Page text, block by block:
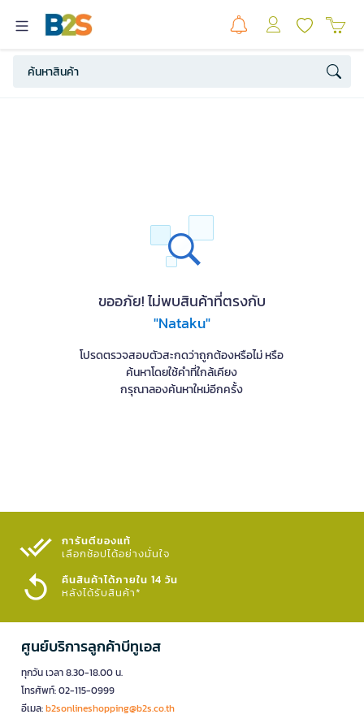
ขออภัย! ไม่พบสินค้าที่ตรงกับ
"Nataku"
โปรดตรวจสอบตัวสะกดว่าถูกต้องหรือไม่ หรือ
ค้นหาโดยใช้คำที่ใกล้เคียง
กรุณาลองค้นหาใหม่อีกครั้ง
การันตีของแท้
เลือกช้อปได้อย่างมั่นใจ​
คืนสินค้าได้ภายใน 14 วัน
หลังได้รับสินค้า*
ศูนย์บริการลูกค้าบีทูเอส
ทุกวัน เวลา 8.30-18.00 น.
โทรศัพท์: 02-115-0999
อีเมล:b2sonlineshopping@b2s.co.th